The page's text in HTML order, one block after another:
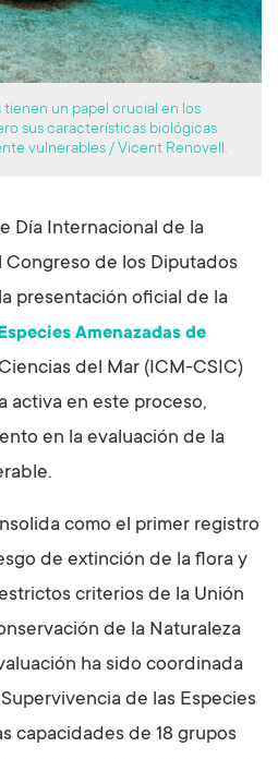
tienen un papel crucial en los
sus características biológicas
vulnerables / Vicent Renovell.
Día Internacional de la
Congreso de los Diputados
presentación oficial de la
Amenazadas de
del Mar (ICM-CSIC)
activa en este proceso,
en la evaluación de la
como el primer registro
de extinción de la flora y
criterios de la Unión
de la Naturaleza
ha sido coordinada
de las Especies
capacidades de 18 grupos